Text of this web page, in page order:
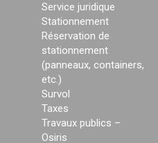
Service juridique
Stationnement
Réservation de
stationnement
(panneaux, containers,
etc.)
Survol
Taxes
Travaux publics –
Osiris